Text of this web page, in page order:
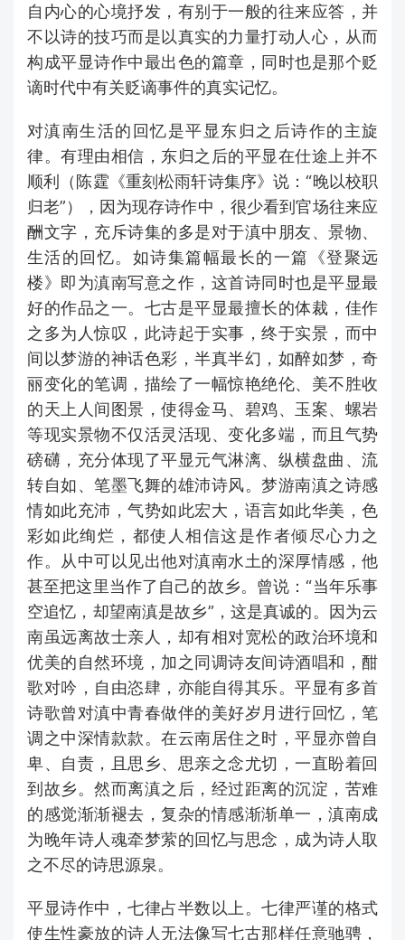
自内心的心境抒发，有别于一般的往来应答，并
不以诗的技巧而是以真实的力量打动人心，从而
构成平显诗作中最出色的篇章，同时也是那个贬
谪时代中有关贬谪事件的真实记忆。
对滇南生活的回忆是平显东归之后诗作的主旋
律。有理由相信，东归之后的平显在仕途上并不
顺利（陈霆《重刻松雨轩诗集序》说：“晚以校职
归老”），因为现存诗作中，很少看到官场往来应
酬文字，充斥诗集的多是对于滇中朋友、景物、
生活的回忆。如诗集篇幅最长的一篇《登聚远
楼》即为滇南写意之作，这首诗同时也是平显最
好的作品之一。七古是平显最擅长的体裁，佳作
之多为人惊叹，此诗起于实事，终于实景，而中
间以梦游的神话色彩，半真半幻，如醉如梦，奇
丽变化的笔调，描绘了一幅惊艳绝伦、美不胜收
的天上人间图景，使得金马、碧鸡、玉案、螺岩
等现实景物不仅活灵活现、变化多端，而且气势
磅礴，充分体现了平显元气淋漓、纵横盘曲、流
转自如、笔墨飞舞的雄沛诗风。梦游南滇之诗感
情如此充沛，气势如此宏大，语言如此华美，色
彩如此绚烂，都使人相信这是作者倾尽心力之
作。从中可以见出他对滇南水土的深厚情感，他
甚至把这里当作了自己的故乡。曾说：“当年乐事
空追忆，却望南滇是故乡”，这是真诚的。因为云
南虽远离故士亲人，却有相对宽松的政治环境和
优美的自然环境，加之同调诗友间诗酒唱和，酣
歌对吟，自由恣肆，亦能自得其乐。平显有多首
诗歌曾对滇中青春做伴的美好岁月进行回忆，笔
调之中深情款款。在云南居住之时，平显亦曾自
卑、自责，且思乡、思亲之念尤切，一直盼着回
到故乡。然而离滇之后，经过距离的沉淀，苦难
的感觉渐渐褪去，复杂的情感渐渐单一，滇南成
为晚年诗人魂牵梦萦的回忆与思念，成为诗人取
之不尽的诗思源泉。
平显诗作中，七律占半数以上。七律严谨的格式
使生性豪放的诗人无法像写七古那样任意驰骋，